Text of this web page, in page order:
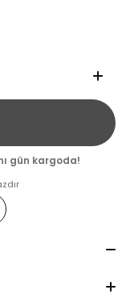
gün kargoda!